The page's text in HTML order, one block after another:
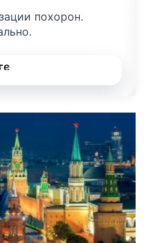
похорон.